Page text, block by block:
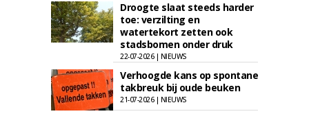
Droogte slaat steeds harder
toe: verzilting en
watertekort zetten ook
stadsbomen onder druk
22-07-2026 | NIEUWS
Verhoogde kans op spontane
takbreuk bij oude beuken
21-07-2026 | NIEUWS